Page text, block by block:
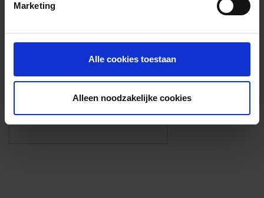
Marketing
Alle cookies toestaan
Alleen noodzakelijke cookies
Foto’s ({{photos.length}})
Eigen foto’s